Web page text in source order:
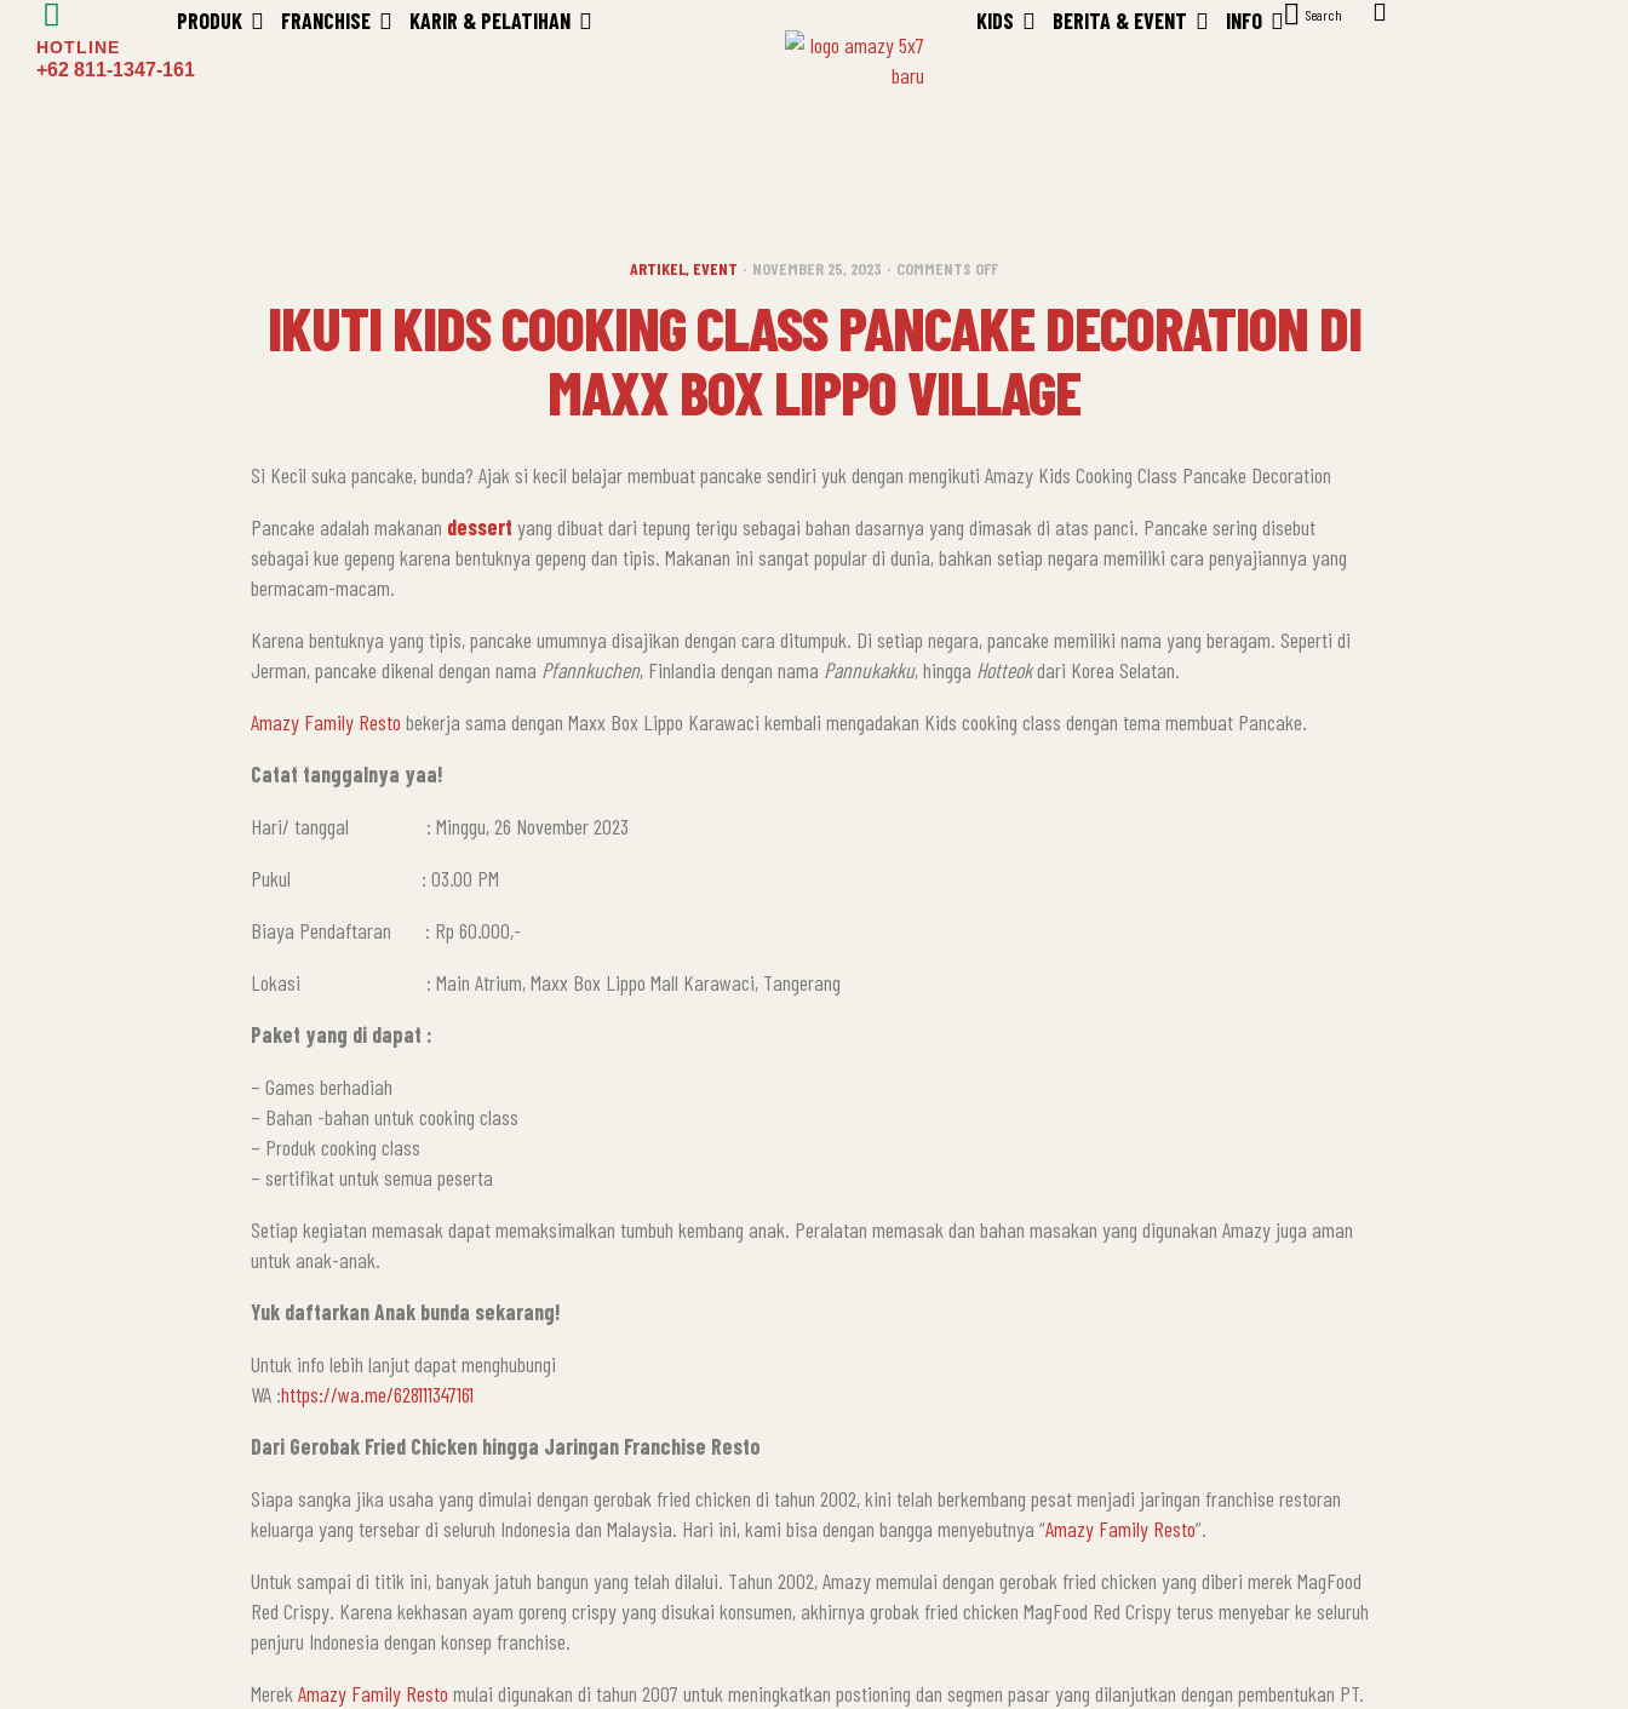
HOTLINE
+62 811‑1347‑161
PRODUK FRANCHISE KARIR & PELATIHAN KIDS BERITA & EVENT INFO Search
ARTIKEL, EVENT NOVEMBER 25, 2023 COMMENTS OFF
IKUTI KIDS COOKING CLASS PANCAKE DECORATION DI
MAXX BOX LIPPO VILLAGE
Si Kecil suka pancake, bunda? Ajak si kecil belajar membuat pancake sendiri yuk dengan mengikuti Amazy Kids Cooking Class Pancake Decoration
Pancake adalah makanan dessert yang dibuat dari tepung terigu sebagai bahan dasarnya yang dimasak di atas panci. Pancake sering disebut
sebagai kue gepeng karena bentuknya gepeng dan tipis. Makanan ini sangat popular di dunia, bahkan setiap negara memiliki cara penyajiannya yang
bermacam-macam.
Karena bentuknya yang tipis, pancake umumnya disajikan dengan cara ditumpuk. Di setiap negara, pancake memiliki nama yang beragam. Seperti di
Jerman, pancake dikenal dengan nama Pfannkuchen, Finlandia dengan nama Pannukakku, hingga Hotteokdari Korea Selatan.
Amazy Family Resto bekerja sama dengan Maxx Box Lippo Karawaci kembali mengadakan Kids cooking class dengan tema membuat Pancake.
Catat tanggalnya yaa!
Hari/ tanggal : Minggu, 26 November 2023
Pukul : 03.00 PM
Biaya Pendaftaran : Rp 60.000,-
Lokasi : Main Atrium, Maxx Box Lippo Mall Karawaci, Tangerang
Paket yang di dapat :
– Games berhadiah
– Bahan -bahan untuk cooking class
– Produk cooking class
– sertifikat untuk semua peserta
Setiap kegiatan memasak dapat memaksimalkan tumbuh kembang anak. Peralatan memasak dan bahan masakan yang digunakan Amazy juga aman
untuk anak-anak.
Yuk daftarkan Anak bunda sekarang!
Untuk info lebih lanjut dapat menghubungi
WA :https://wa.me/628111347161
Dari Gerobak Fried Chicken hingga Jaringan Franchise Resto
Siapa sangka jika usaha yang dimulai dengan gerobak fried chicken di tahun 2002, kini telah berkembang pesat menjadi jaringan franchise restoran
keluarga yang tersebar di seluruh Indonesia dan Malaysia. Hari ini, kami bisa dengan bangga menyebutnya “Amazy Family Resto”.
Untuk sampai di titik ini, banyak jatuh bangun yang telah dilalui. Tahun 2002, Amazy memulai dengan gerobak fried chicken yang diberi merek MagFood
Red Crispy. Karena kekhasan ayam goreng crispy yang disukai konsumen, akhirnya grobak fried chicken MagFood Red Crispy terus menyebar ke seluruh
penjuru Indonesia dengan konsep franchise.
Merek Amazy Family Resto mulai digunakan di tahun 2007 untuk meningkatkan postioning dan segmen pasar yang dilanjutkan dengan pembentukan PT.